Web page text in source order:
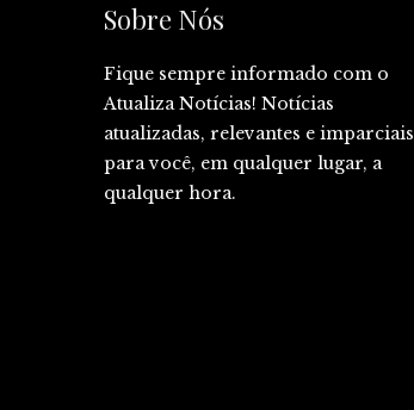
Sobre Nós
Fique sempre informado com o
Atualiza Notícias! Notícias
atualizadas, relevantes e imparciais
para você, em qualquer lugar, a
qualquer hora.